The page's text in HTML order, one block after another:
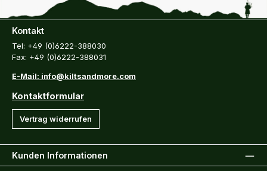
Kontakt
Tel: +49 (0)6222-388030
Fax: +49 (0)6222-388031
E-Mail: info@kiltsandmore.com
Kontaktformular
Vertrag widerrufen
Kunden Informationen